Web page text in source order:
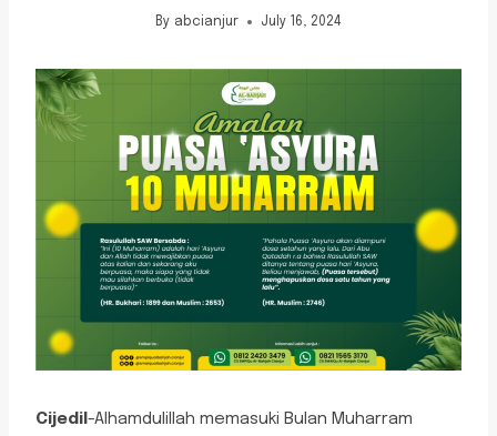
By abcianjur July 16, 2024
Cijedil -Alhamdulillah memasuki Bulan Muharram